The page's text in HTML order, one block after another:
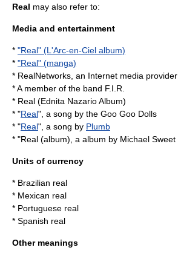
Real may also refer to:
Media and entertainment
* "Real" (L'Arc-en-Ciel album)
* "Real" (manga)
* RealNetworks , an Internet media provider
* A member of the band F.I.R.
* Real (Ednita Nazario Album)
* "Real", a song by the Goo Goo Dolls
* "Real", a song by Plumb
* "Real (album) , a album by Michael Sweet
Units of currency
* Brazilian real
* Mexican real
* Portuguese real
* Spanish real
Other meanings